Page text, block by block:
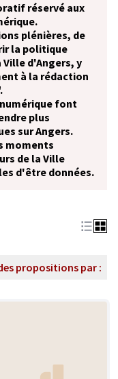
réservé aux
plénières, de
la politique
d'Angers, y
à la rédaction
font
plus
sur Angers.
moments
de la Ville
d'être données.
propositions par :